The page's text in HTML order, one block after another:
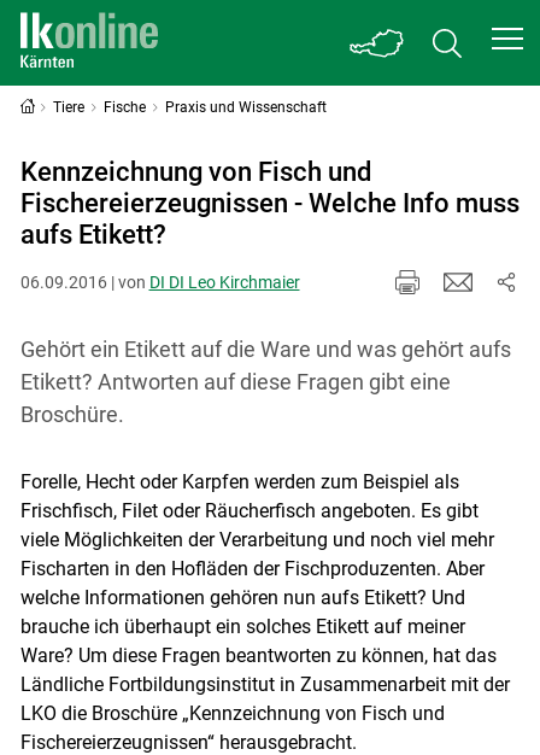
Tiere Fische Praxis und Wissenschaft
Kennzeichnung von Fisch und
Fischereierzeugnissen - Welche Info muss
aufs Etikett?
06.09.2016 | von DI DI Leo Kirchmaier
Gehört ein Etikett auf die Ware und was gehört aufs
Etikett? Antworten auf diese Fragen gibt eine
Broschüre.
Forelle, Hecht oder Karpfen werden zum Beispiel als
Frischfisch, Filet oder Räucherfisch angeboten. Es gibt
viele Möglichkeiten der Verarbeitung und noch viel mehr
Fischarten in den Hofläden der Fischproduzenten. Aber
welche Informationen gehören nun aufs Etikett? Und
brauche ich überhaupt ein solches Etikett auf meiner
Ware? Um diese Fragen beantworten zu können, hat das
Ländliche Fortbildungsinstitut in Zusammenarbeit mit der
LKO die Broschüre „Kennzeichnung von Fisch und
Fischereierzeugnissen“ herausgebracht.